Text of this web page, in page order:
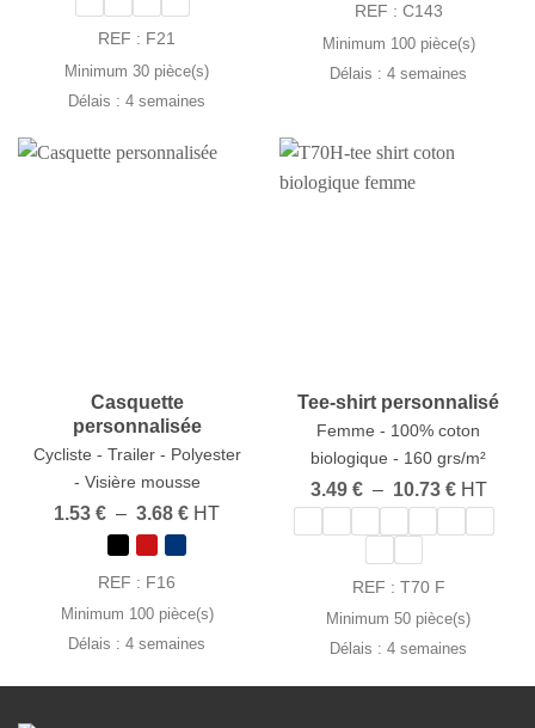
9.15 €
REF : F21
Minimum 30 pièce(s)
Délais : 4 semaines
5.00 €
REF : C143
Minimum 100 pièce(s)
Délais : 4 semaines
Casquette
personnalisée
Cycliste - Trailer - Polyester
- Visière mousse
1.53 € – 3.68 €Plage
3.68 €
HT
REF : F16
Minimum 100 pièce(s)
Délais : 4 semaines
Tee-shirt personnalisé
Femme - 100% coton
biologique - 160 grs/m²
3.49 € – 10.73 €Plage
de
HT
REF : T70 F
Minimum 50 pièce(s)
Délais : 4 semaines